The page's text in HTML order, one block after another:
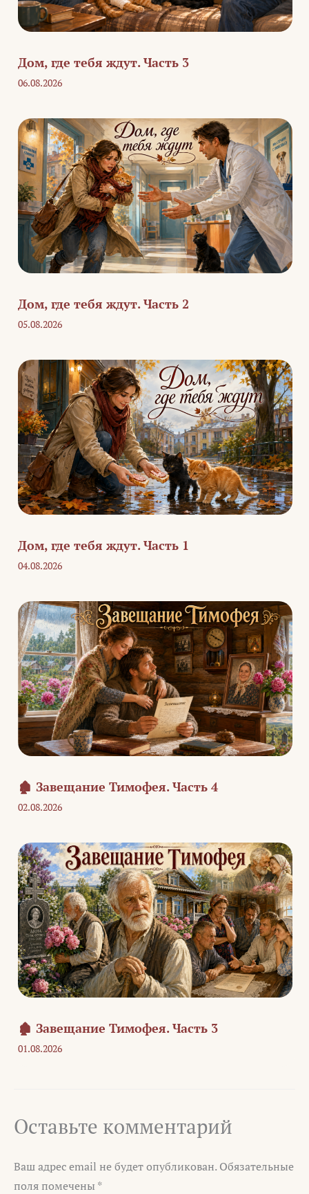
Дом, где тебя ждут. Часть 3
06.08.2026
Дом, где тебя ждут. Часть 2
05.08.2026
Дом, где тебя ждут. Часть 1
04.08.2026
🏚️ Завещание Тимофея. Часть 4
02.08.2026
🏚️ Завещание Тимофея. Часть 3
01.08.2026
Оставьте комментарий
Ваш адрес email не будет опубликован. Обязательные
поля помечены *